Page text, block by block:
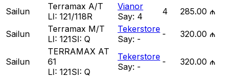
Sailun
Terramax A/T
LI: 121/118R
Vianor
Say: 4 4 285.00 ₼
Sailun
Terramax M/T
LI: 121SI: Q
Tekerstore
Say: - - 320.00 ₼
Sailun
TERRAMAX AT
61
LI: 121SI: Q
Tekerstore
Say: - - 320.00 ₼